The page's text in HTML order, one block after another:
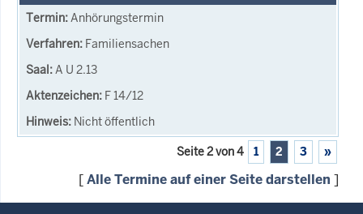
Anhörungstermin
Familiensachen
A U 2.13
F 14/12
Nicht öffentlich
Seite 2 von 4 1 2 3 »
[Alle Termine auf einer Seite darstellen ]